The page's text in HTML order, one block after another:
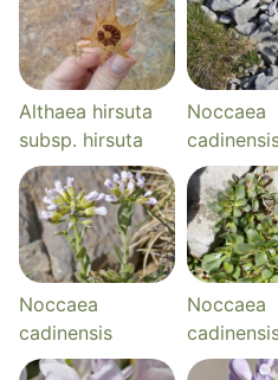
Althaea hirsuta
subsp. hirsuta
Noccaea
Noccaea
cadinensis
Noccaea